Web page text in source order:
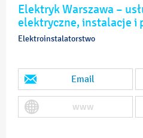
Elektryk Warszawa –
elektryczne, instalacje i
Elektroinstalatorstwo
Email
www